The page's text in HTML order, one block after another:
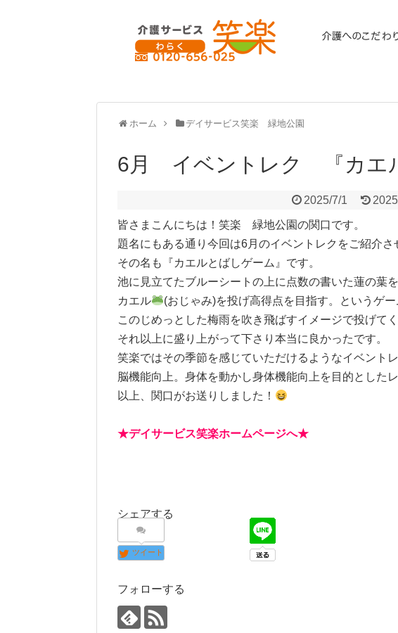
ホーム デイサービス笑楽 緑地公園
6月 イベントレク 『カエ
2025/7/1
皆さまこんにちは！笑楽 緑地公園の関口です。
題名にもある通り今回は6月のイベントレクをご紹介さ
その名も『カエルとばしゲーム』です。
池に見立てたブルーシートの上に点数の書いた蓮の葉
カエル
(おじゃみ)を投げ高得点を目指す。というゲー
このじめっとした梅雨を吹き飛ばすイメージで投げて
それ以上に盛り上がって下さり本当に良かったです。
笑楽ではその季節を感じていただけるようなイベント
脳機能向上。身体を動かし身体機能向上を目的とした
以上、関口がお送りしました！
★デイサービス笑楽ホームページへ★
シェアする
ツイート
フォローする